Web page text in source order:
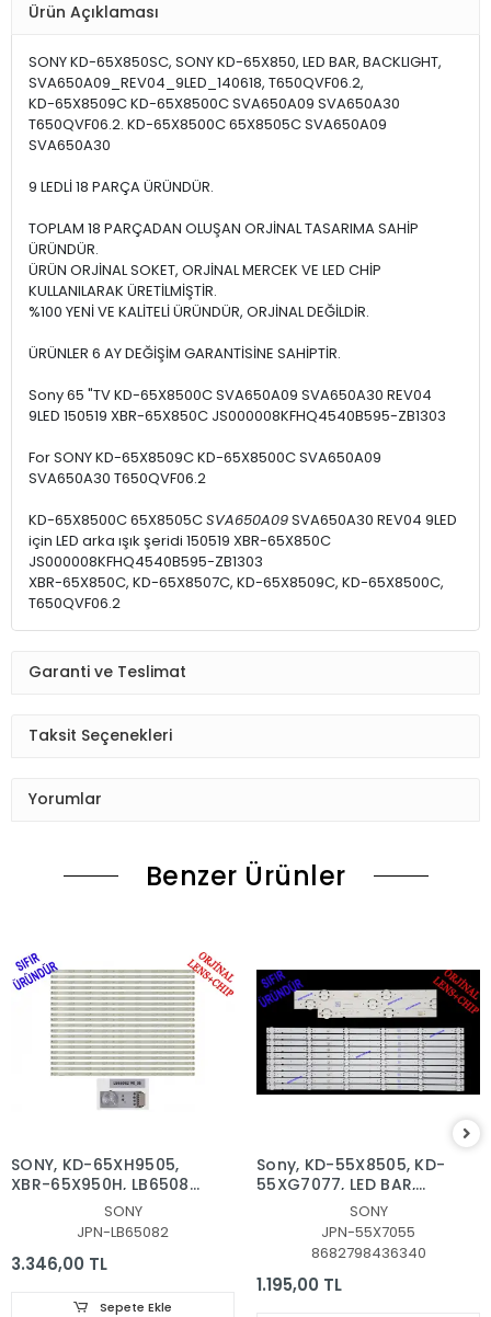
Ürün Açıklaması
SONY KD-65X850SC, SONY KD-65X850, LED BAR, BACKLIGHT,
SVA650A09_REV04_9LED_140618, T650QVF06.2,
KD-65X8509C KD-65X8500C SVA650A09 SVA650A30
T650QVF06.2. KD-65X8500C 65X8505C SVA650A09
SVA650A30
9 LEDLİ 18 PARÇA ÜRÜNDÜR.
TOPLAM 18 PARÇADAN OLUŞAN ORJİNAL TASARIMA SAHİP
ÜRÜNDÜR.
ÜRÜN ORJİNAL SOKET, ORJİNAL MERCEK VE LED CHİP
KULLANILARAK ÜRETİLMİŞTİR.
%100 YENİ VE KALİTELİ ÜRÜNDÜR, ORJİNAL DEĞİLDİR.
ÜRÜNLER 6 AY DEĞİŞİM GARANTİSİNE SAHİPTİR.
Sony 65 "TV KD-65X8500C SVA650A09 SVA650A30 REV04
9LED 150519 XBR-65X850C JS000008KFHQ4540B595-ZB1303
For SONY KD-65X8509C KD-65X8500C SVA650A09
SVA650A30 T650QVF06.2
KD-65X8500C 65X8505CSVA650A09SVA650A30 REV04 9LED
için LED arka ışık şeridi 150519 XBR-65X850C
JS000008KFHQ4540B595-ZB1303
XBR-65X850C, KD-65X8507C, KD-65X8509C, KD-65X8500C,
T650QVF06.2
Garanti ve Teslimat
Taksit Seçenekleri
Yorumlar
Benzer Ürünler
SONY, KD-65XH9505,
XBR-65X950H, LB65082
V0_05, LED BAR
BACKLIGHT, PANEL
SONY
JPN-LB65082
3.346,00 TL
Sepete Ekle
Sony, KD-55X8505, KD-
55XG7077, LED BAR,
BACKLIGHT,
00727A
SONY
JPN-55X7055
8682798436340
1.195,00 TL